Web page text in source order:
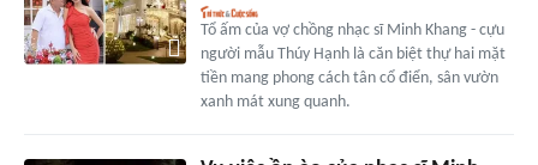
Tổ ấm của vợ chồng nhạc sĩ Minh Khang - cựu
người mẫu Thúy Hạnh là căn biệt thự hai mặt
tiền mang phong cách tân cổ điển, sân vườn
xanh mát xung quanh.